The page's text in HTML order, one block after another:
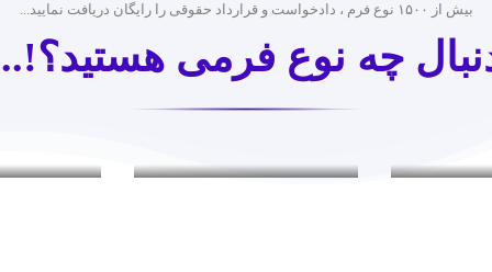
بیش از ۱۵۰۰ نوع فرم ، دادخواست و قرارداد حقوقی را رایگان دریافت نمایید...
چه نوع فرمی
لوایح قضایی
لوایح قضایی